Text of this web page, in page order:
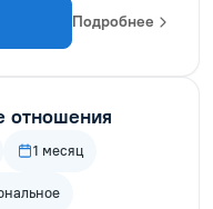
Подробнее
отношения
1 месяц